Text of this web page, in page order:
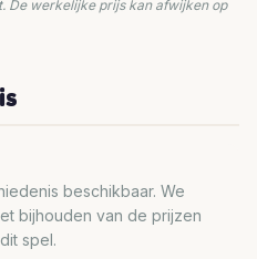
De werkelijke prijs kan afwijken op
beschikbaar. We
bijhouden van de prijzen
spel.